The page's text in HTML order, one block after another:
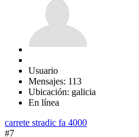
Usuario
Mensajes: 113
Ubicación: galicia
En línea
carrete stradic fa 4000
#7